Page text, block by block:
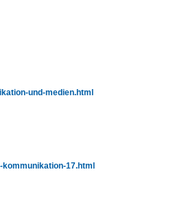
und-medien.html
17.html